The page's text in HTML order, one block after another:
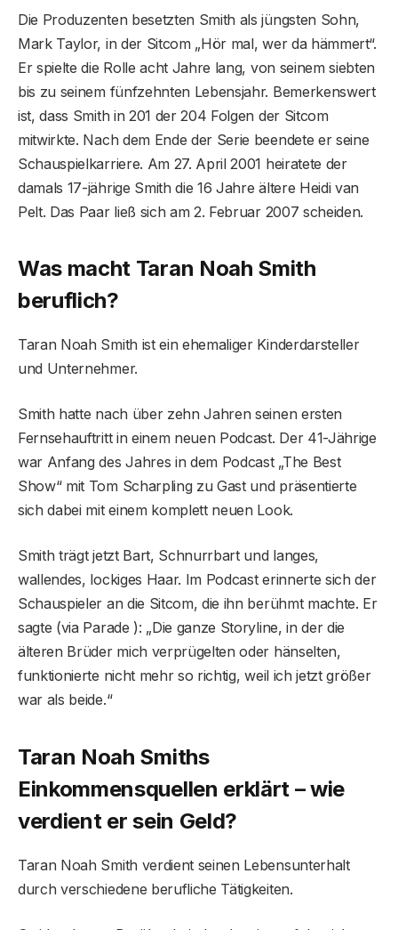
Die Produzenten besetzten Smith als jüngsten Sohn,
Mark Taylor, in der Sitcom „Hör mal, wer da hämmert“.
Er spielte die Rolle acht Jahre lang, von seinem siebten
bis zu seinem fünfzehnten Lebensjahr. Bemerkenswert
ist, dass Smith in 201 der 204 Folgen der Sitcom
mitwirkte. Nach dem Ende der Serie beendete er seine
Schauspielkarriere. Am 27. April 2001 heiratete der
damals 17-jährige Smith die 16 Jahre ältere Heidi van
Pelt. Das Paar ließ sich am 2. Februar 2007 scheiden.
Was macht Taran Noah Smith
beruflich?
Taran Noah Smith ist ein ehemaliger Kinderdarsteller
und Unternehmer.
Smith hatte nach über zehn Jahren seinen ersten
Fernsehauftritt in einem neuen Podcast. Der 41-Jährige
war Anfang des Jahres in dem Podcast „The Best
Show“ mit Tom Scharpling zu Gast und präsentierte
sich dabei mit einem komplett neuen Look.
Smith trägt jetzt Bart, Schnurrbart und langes,
wallendes, lockiges Haar. Im Podcast erinnerte sich der
Schauspieler an die Sitcom, die ihn berühmt machte. Er
sagte (via Parade ): „Die ganze Storyline, in der die
älteren Brüder mich verprügelten oder hänselten,
funktionierte nicht mehr so ​​richtig, weil ich jetzt größer
war als beide.“
Taran Noah Smiths
Einkommensquellen erklärt – wie
verdient er sein Geld?
Taran Noah Smith verdient seinen Lebensunterhalt
durch verschiedene berufliche Tätigkeiten.